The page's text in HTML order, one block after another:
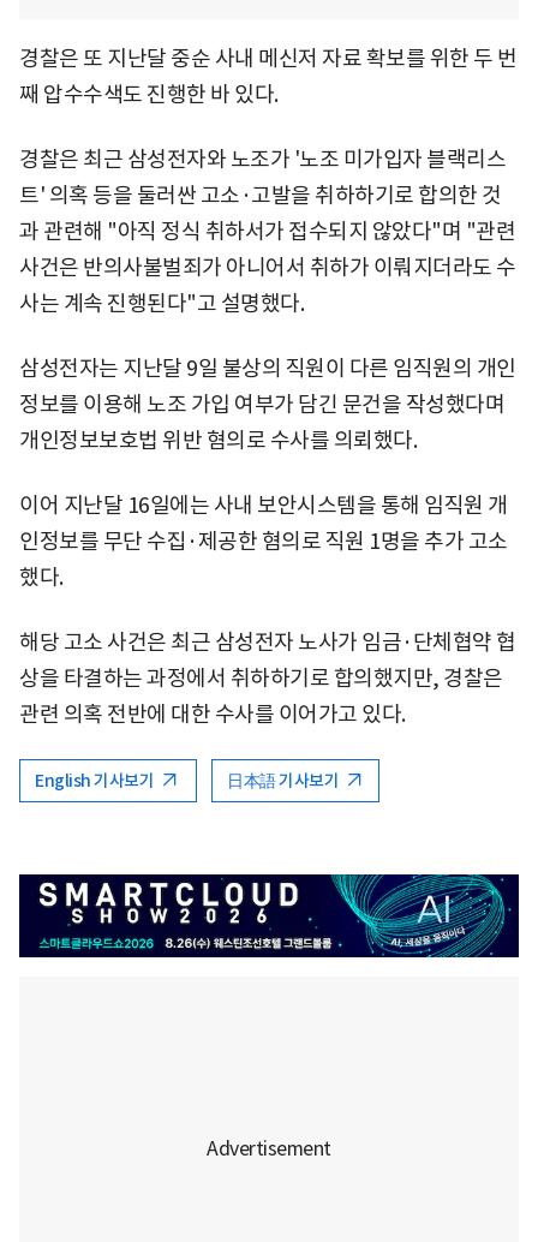
경찰은 또 지난달 중순 사내 메신저 자료 확보를 위한 두 번
째 압수수색도 진행한 바 있다.
경찰은 최근 삼성전자와 노조가 '노조 미가입자 블랙리스
트' 의혹 등을 둘러싼 고소·고발을 취하하기로 합의한 것
과 관련해 "아직 정식 취하서가 접수되지 않았다"며 "관련
사건은 반의사불벌죄가 아니어서 취하가 이뤄지더라도 수
사는 계속 진행된다"고 설명했다.
삼성전자는 지난달 9일 불상의 직원이 다른 임직원의 개인
정보를 이용해 노조 가입 여부가 담긴 문건을 작성했다며
개인정보보호법 위반 혐의로 수사를 의뢰했다.
이어 지난달 16일에는 사내 보안시스템을 통해 임직원 개
인정보를 무단 수집·제공한 혐의로 직원 1명을 추가 고소
했다.
해당 고소 사건은 최근 삼성전자 노사가 임금·단체협약 협
상을 타결하는 과정에서 취하하기로 합의했지만, 경찰은
관련 의혹 전반에 대한 수사를 이어가고 있다.
English 기사보기 日本語 기사보기